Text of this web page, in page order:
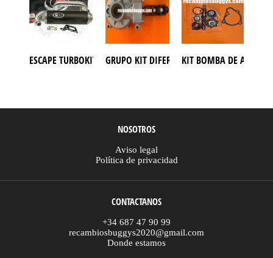
ESCAPE TURBOKIT BUGGY PGO 500GRUPO KIT DIFERENCIAL TRASERO
KIT BOMBA DE AGUA
NOSOTROS
Aviso legal
Política de privacidad
CONTACTANOS
+34 687 47 90 99
recambiosbuggys2020@gmail.com
Donde estamos